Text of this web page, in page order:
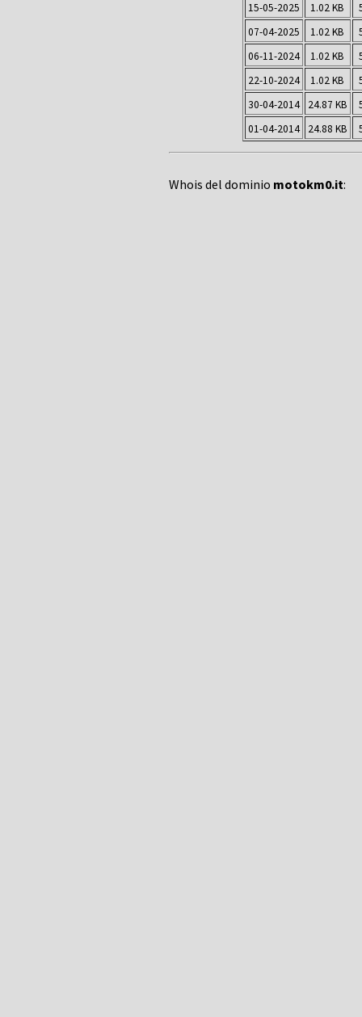
15-05-2025
1.02 KB
07-04-2025
1.02 KB
06-11-2024
1.02 KB
22-10-2024
1.02 KB
30-04-2014
24.87 KB
01-04-2014
24.88 KB
Whois del dominio motokm0.it: